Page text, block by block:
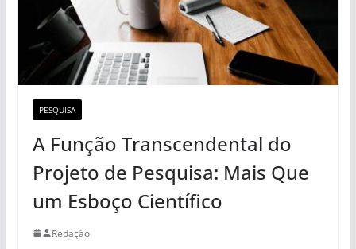
PESQUISA
A Função Transcendental do
Projeto de Pesquisa: Mais Que
um Esboço Científico
Redação